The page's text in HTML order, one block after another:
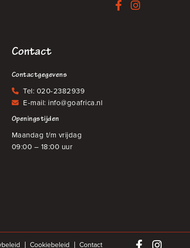
Contact
Contactgegevens
Tel: 020-2382939
E-mail: info@goafrica.nl
Openingstijden
Maandag t/m vrijdag
09:00 – 18:00 uur
Cookiebeleid Contact